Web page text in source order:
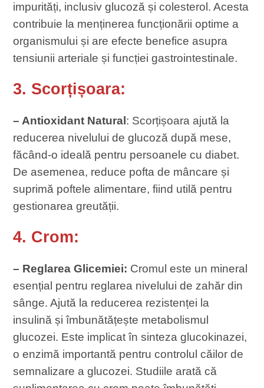
impurități, inclusiv glucoză și colesterol. Acesta
contribuie la menținerea funcționării optime a
organismului și are efecte benefice asupra
tensiunii arteriale și funcției gastrointestinale.
3. Scorțișoara:
– Antioxidant Natural : Scorțișoara ajută la
reducerea nivelului de glucoză după mese,
făcând-o ideală pentru persoanele cu diabet.
De asemenea, reduce pofta de mâncare și
suprimă poftele alimentare, fiind utilă pentru
gestionarea greutății.
4. Crom:
– Reglarea Glicemiei: Cromul este un mineral
esențial pentru reglarea nivelului de zahăr din
sânge. Ajută la reducerea rezistenței la
insulină și îmbunătățește metabolismul
glucozei. Este implicat în sinteza glucokinazei,
o enzimă importantă pentru controlul căilor de
semnalizare a glucozei. Studiile arată că